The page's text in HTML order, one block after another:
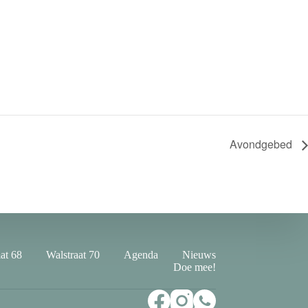
Avondgebed
68 Walstraat 70 Agenda
Nieuws
Doe mee!